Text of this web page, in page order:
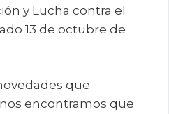
y Lucha contra el
13 de octubre de
que
encontramos que